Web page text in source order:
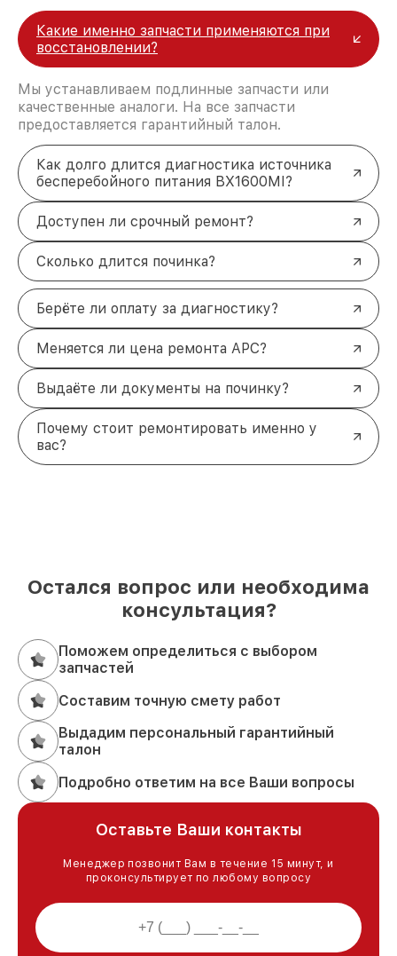
Какие именно запчасти применяются при
восстановлении?
Мы устанавливаем подлинные запчасти или
качественные аналоги. На все запчасти
предоставляется гарантийный талон.
Как долго длится диагностика источника
бесперебойного питания BX1600MI?
Доступен ли срочный ремонт?
Сколько длится починка?
Берёте ли оплату за диагностику?
Меняется ли цена ремонта APC?
Выдаёте ли документы на починку?
Почему стоит ремонтировать именно у
вас?
Остался вопрос или необходима
консультация?
Поможем определиться с выбором
запчастей
Составим точную смету работ
Выдадим персональный гарантийный
талон
Подробно ответим на все Ваши вопросы
Оставьте Ваши контакты
Менеджер позвонит Вам в течение 15 минут, и
проконсультирует по любому вопросу